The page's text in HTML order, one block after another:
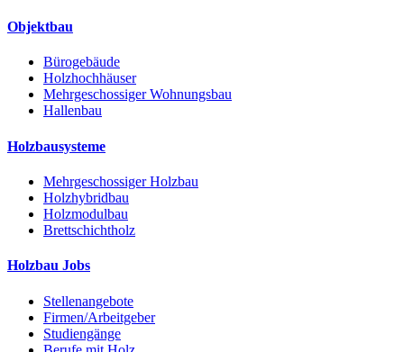
Objektbau
Bürogebäude
Holzhochhäuser
Mehrgeschossiger Wohnungsbau
Hallenbau
Holzbausysteme
Mehrgeschossiger Holzbau
Holzhybridbau
Holzmodulbau
Brettschichtholz
Holzbau Jobs
Stellenangebote
Firmen/Arbeitgeber
Studiengänge